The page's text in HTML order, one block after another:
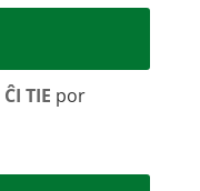
ĈI TIE por